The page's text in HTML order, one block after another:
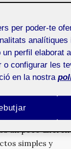
un
las mayores
muchos
recursos
web con
un poco
simples y
per poder-te
perfil elaborat
configurar les
en la nostra